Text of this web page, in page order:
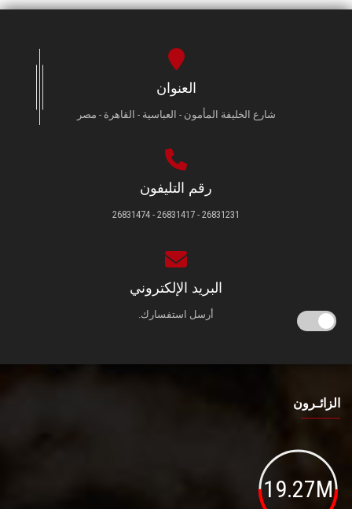
العنوان
شارع الخليفة المأمون - العباسية - القاهرة - مصر
رقم التليفون
26831231 - 26831417 - 26831474
البريد الإلكتروني
أرسل استفسارك.
الزائـرون
19.27M